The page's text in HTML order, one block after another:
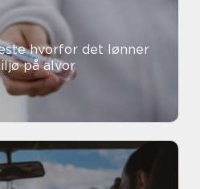
lønner
på alvor